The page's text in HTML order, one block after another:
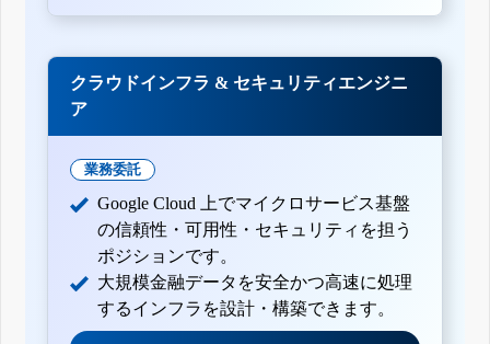
クラウドインフラ & セキュリティエンジニ
ア
業務委託
Google Cloud 上でマイクロサービス基盤
の信頼性・可用性・セキュリティを担う
ポジションです。
大規模金融データを安全かつ高速に処理
するインフラを設計・構築できます。